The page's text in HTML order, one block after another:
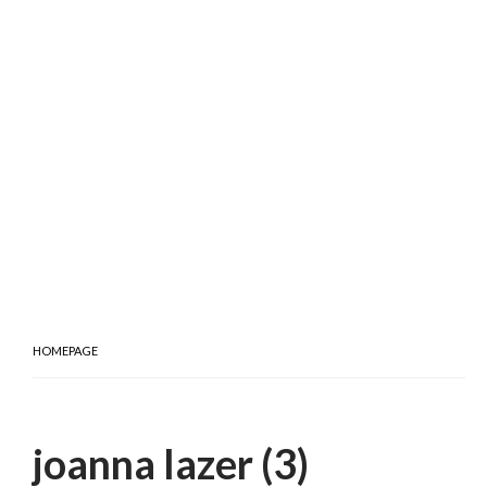
HOMEPAGE
joanna lazer (3)